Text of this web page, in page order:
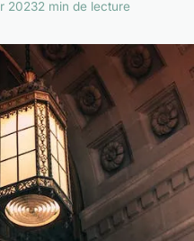
20232 min de lecture